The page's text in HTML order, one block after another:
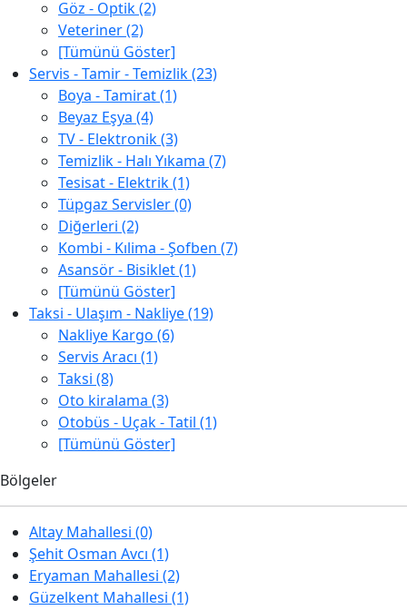
Göz - Optik (2)
Veteriner (2)
[Tümünü Göster]
Servis - Tamir - Temizlik (23)
Boya - Tamirat (1)
Beyaz Eşya (4)
TV - Elektronik (3)
Temizlik - Halı Yıkama (7)
Tesisat - Elektrik (1)
Tüpgaz Servisler (0)
Diğerleri (2)
Kombi - Kılima - Şofben (7)
Asansör - Bisiklet (1)
[Tümünü Göster]
Taksi - Ulaşım - Nakliye (19)
Nakliye Kargo (6)
Servis Aracı (1)
Taksi (8)
Oto kiralama (3)
Otobüs - Uçak - Tatil (1)
[Tümünü Göster]
Bölgeler
Altay Mahallesi (0)
Şehit Osman Avcı (1)
Eryaman Mahallesi (2)
Güzelkent Mahallesi (1)